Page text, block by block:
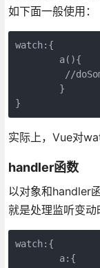
如下面一般使用：
watch:{
实际上，Vue对
handler函数
以对象和handler
就是处理监听变动
watch:{